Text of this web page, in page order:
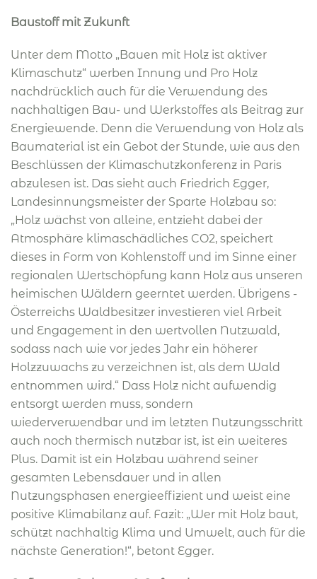
Baustoff mit Zukunft
Unter dem Motto „Bauen mit Holz ist aktiver
Klimaschutz“ werben Innung und Pro Holz
nachdrücklich auch für die Verwendung des
nachhaltigen Bau- und Werkstoffes als Beitrag zur
Energiewende. Denn die Verwendung von Holz als
Baumaterial ist ein Gebot der Stunde, wie aus den
Beschlüssen der Klimaschutzkonferenz in Paris
abzulesen ist. Das sieht auch Friedrich Egger,
Landesinnungsmeister der Sparte Holzbau so:
„Holz wächst von alleine, entzieht dabei der
Atmosphäre klimaschädliches CO2, speichert
dieses in Form von Kohlenstoff und im Sinne einer
regionalen Wertschöpfung kann Holz aus unseren
heimischen Wäldern geerntet werden. Übrigens -
Österreichs Waldbesitzer investieren viel Arbeit
und Engagement in den wertvollen Nutzwald,
sodass nach wie vor jedes Jahr ein höherer
Holzzuwachs zu verzeichnen ist, als dem Wald
entnommen wird.“ Dass Holz nicht aufwendig
entsorgt werden muss, sondern
wiederverwendbar und im letzten Nutzungsschritt
auch noch thermisch nutzbar ist, ist ein weiteres
Plus. Damit ist ein Holzbau während seiner
gesamten Lebensdauer und in allen
Nutzungsphasen energieeffizient und weist eine
positive Klimabilanz auf. Fazit: „Wer mit Holz baut,
schützt nachhaltig Klima und Umwelt, auch für die
nächste Generation!“, betont Egger.